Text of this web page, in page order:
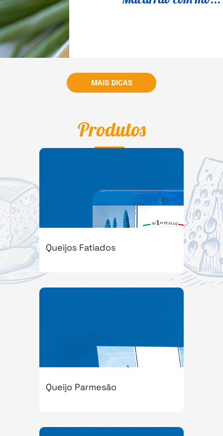
MAIS DICAS
Produtos
Queijos Fatiados
Queijo Parmesão